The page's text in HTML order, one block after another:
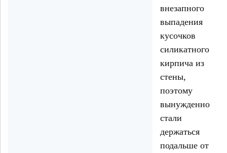
внезапного
выпадения
кусочков
силикатного
кирпича из
стены,
поэтому
вынужденно
стали
держаться
подальше от